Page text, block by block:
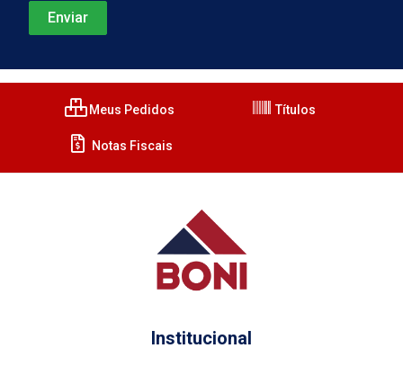
Meus Pedidos Títulos
Notas Fiscais
Institucional